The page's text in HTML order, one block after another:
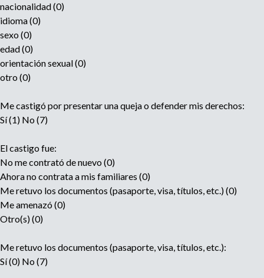
nacionalidad (0)
idioma (0)
sexo (0)
edad (0)
orientación sexual (0)
otro (0)
Me castigó por presentar una queja o defender mis derechos:
Sí (1) No (7)
El castigo fue:
No me contrató de nuevo (0)
Ahora no contrata a mis familiares (0)
Me retuvo los documentos (pasaporte, visa, títulos, etc.) (0)
Me amenazó (0)
Otro(s) (0)
Me retuvo los documentos (pasaporte, visa, títulos, etc.):
Sí (0) No (7)